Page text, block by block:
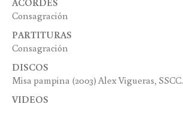
ACORDES
Consagración
PARTITURAS
Consagración
DISCOS
Misa pampina (2003) Alex Vigueras, SSCC.
VIDEOS